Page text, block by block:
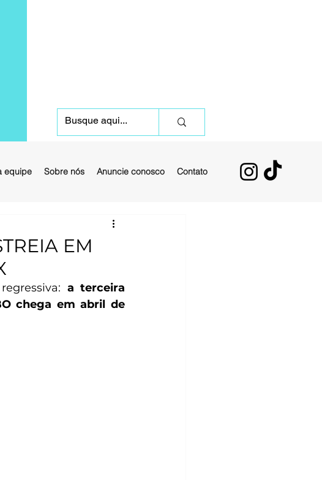
equipe Sobre nós Anuncie conosco Contato
EM
a terceira
chega em abril de